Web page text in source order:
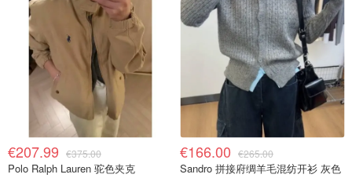
€207.99 €375.00
Polo Ralph Lauren 驼色夹克
€166.00 €265.00
Sandro 拼接府绸羊毛混纺开衫 灰色